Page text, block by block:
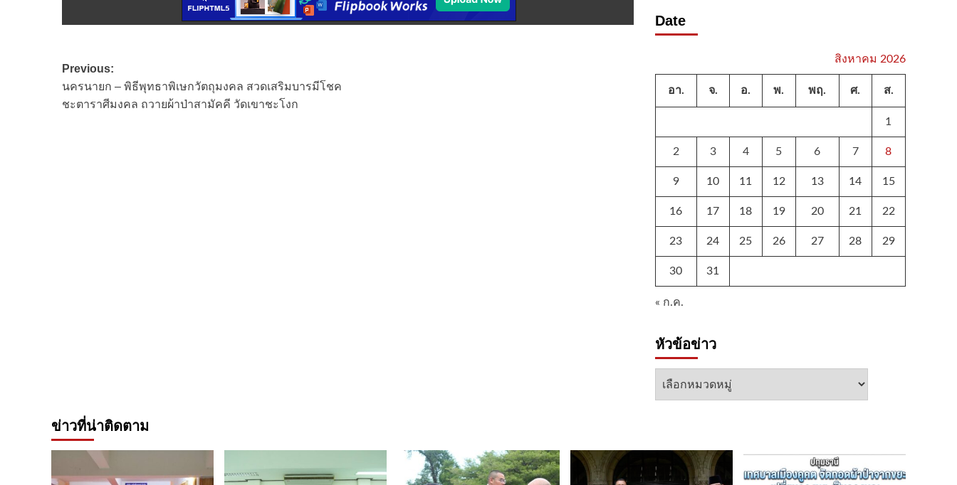
Post
navigation
Previous:
นครนายก – พิธีพุทธาพิเษกวัตถุมงคล สวดเสริมบารมีโชค
ชะตาราศีมงคล ถวายผ้าป่าสามัคคี วัดเขาชะโงก
Date
สิงหาคม 2026
อา. จ. อ. พ. พฤ. ศ. ส.
1
2 3 4 5 6 7 8
9 10 11 12 13 14 15
16 17 18 19 20 21 22
23 24 25 26 27 28 29
30 31
« ก.ค.
หัวข้อข่าว
หัวข้อ
ข่าวที่น่าติดตาม